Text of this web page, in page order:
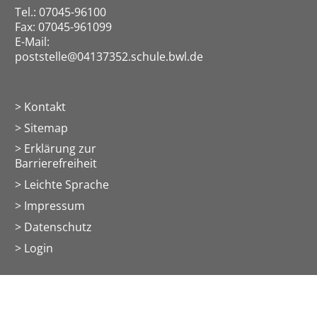
Tel.: 07045-96100
Fax: 07045-961099
E-Mail:
poststelle@04137352.schule.bwl.de
Kontakt
Sitemap
Erklärung zur
Barrierefreiheit
Leichte Sprache
Impressum
Datenschutz
> Login